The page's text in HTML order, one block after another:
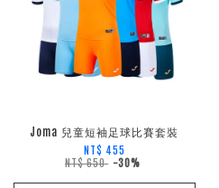
Joma 兒童短袖足球比賽套裝
NT$ 455
NT$ 650 -30%